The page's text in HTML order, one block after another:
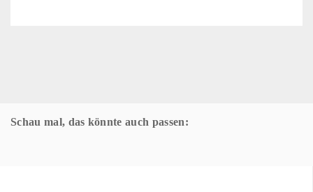
Schau mal, das könnte auch passen: